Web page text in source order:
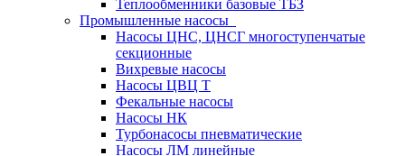
Теплообменники базовые ТБЗ
Промышленные насосы
Насосы ЦНС, ЦНСГ многоступенчатые
секционные
Вихревые насосы
Насосы ЦВЦ Т
Фекальные насосы
Насосы НК
Турбонасосы пневматические
Насосы ЛМ линейные